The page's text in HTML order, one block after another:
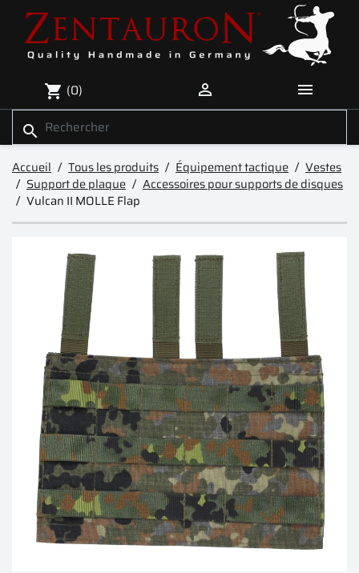
shopping_cart (0)  
search
Accueil Tous les produits Équipement tactique
Vestes
Support de plaque
Accessoires pour supports de disques
Vulcan II MOLLE Flap